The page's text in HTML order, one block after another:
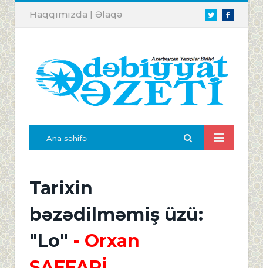
TwitterFacebook
Haqqımızda | Əlaqə
Ana səhifə
Tarixin
bəzədilməmiş üzü:
"Lo" - Orxan